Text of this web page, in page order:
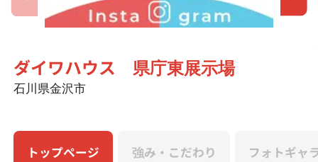
ダイワハウス 県庁東展示場
石川県金沢市
トップページ 強み・こだわり フォトギャ